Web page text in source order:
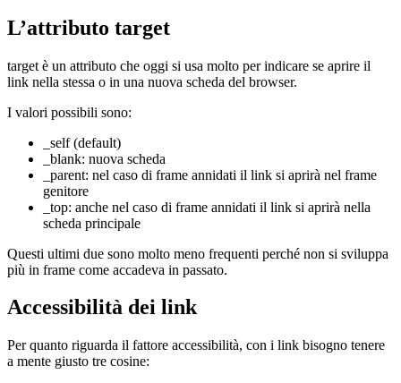
L’attributo target
target è un attributo che oggi si usa molto per indicare se aprire il
link nella stessa o in una nuova scheda del browser.
I valori possibili sono:
_self (default)
_blank: nuova scheda
_parent: nel caso di frame annidati il link si aprirà nel frame
genitore
_top: anche nel caso di frame annidati il link si aprirà nella
scheda principale
Questi ultimi due sono molto meno frequenti perché non si sviluppa
più in frame come accadeva in passato.
Accessibilità dei link
Per quanto riguarda il fattore accessibilità, con i link bisogno tenere
a mente giusto tre cosine: